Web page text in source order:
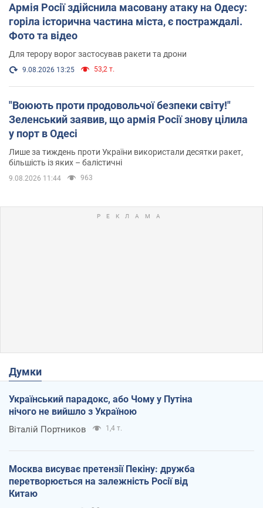
Армія Росії здійснила масовану атаку на Одесу:
горіла історична частина міста, є постраждалі.
Фото та відео
Для терору ворог застосував ракети та дрони
9.08.2026 13:25 53,2 т.
"Воюють проти продовольчої безпеки світу!"
Зеленський заявив, що армія Росії знову цілила
у порт в Одесі
Лише за тиждень проти України використали десятки ракет,
більшість із яких – балістичні
9.08.2026 11:44 963
Думки
Український парадокс, або Чому у Путіна
нічого не вийшло з Україною
Віталій Портников 1,4 т.
Москва висуває претензії Пекіну: дружба
перетворюється на залежність Росії від
Китаю